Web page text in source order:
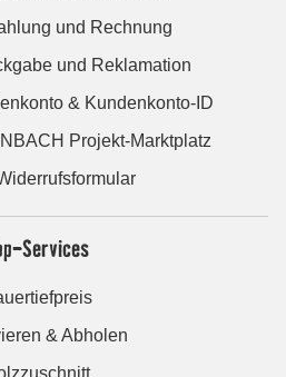
und Rechnung
und Reklamation
& Kundenkonto-ID
Projekt-Marktplatz
Services
& Abholen